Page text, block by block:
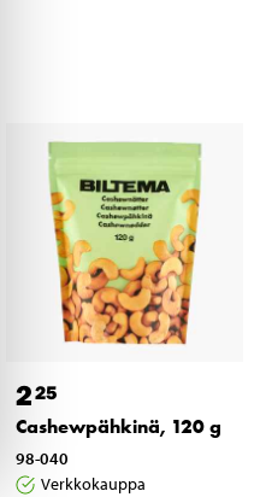
225
Cashewpähkinä, 120 g
98-040
Verkkokauppa